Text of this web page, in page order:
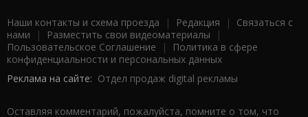
Наши контакты и схема проезда | Редакция | Связаться с
нами | Разместить свои видеоматериалы |
Пользовательское Соглашение |
Политика в сфере
конфиденциальности и персональных данных
Реклама на сайте: Отдел продаж digital рекламы
Оставляя комментарий, пожалуйста, помните о том, что